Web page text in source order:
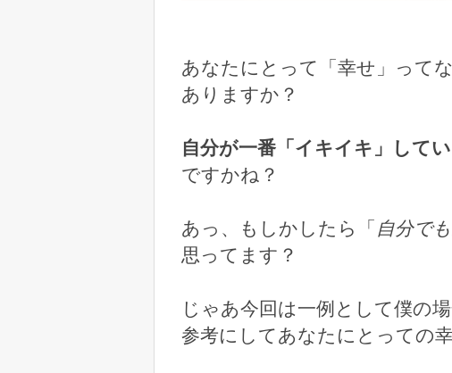
あなたにとって「幸せ」って
ありますか？
自分が一番「イキイキ」して
ですかね？
あっ、もしかしたら「自分で
思ってます？
じゃあ今回は一例として僕の
参考にしてあなたにとっての